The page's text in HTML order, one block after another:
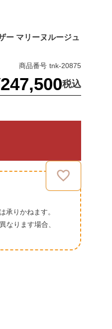
ー マリーヌルージュ
商品番号 tnk-20875
247,500税込
りかねます。
なります場合、